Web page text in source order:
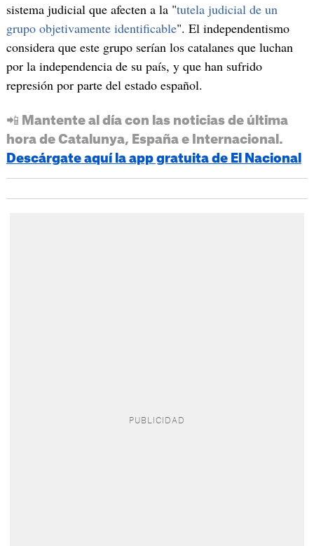
sistema judicial que afecten a la "tutela judicial de un
grupo objetivamente identificable". El independentismo
considera que este grupo serían los catalanes que luchan
por la independencia de su país, y que han sufrido
represión por parte del estado español.
📲 Mantente al día con las noticias de última
hora de Catalunya, España e Internacional.
Descárgate aquí la app gratuita de El Nacional